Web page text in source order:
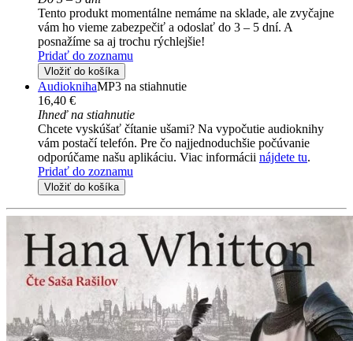
Tento produkt momentálne nemáme na sklade, ale zvyčajne
vám ho vieme zabezpečiť a odoslať do 3 – 5 dní. A
posnažíme sa aj trochu rýchlejšie!
Pridať do zoznamu
Vložiť do košíka
AudioknihaMP3 na stiahnutie
16,40 €
Ihneď na stiahnutie
Chcete vyskúšať čítanie ušami? Na vypočutie audioknihy
vám postačí telefón. Pre čo najjednoduchšie počúvanie
odporúčame našu aplikáciu. Viac informácii nájdete tu.
Pridať do zoznamu
Vložiť do košíka